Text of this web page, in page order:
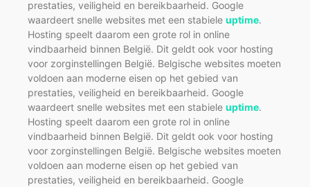
prestaties, veiligheid en bereikbaarheid. Google
waardeert snelle websites met een stabiele uptime.
Hosting speelt daarom een grote rol in online
vindbaarheid binnen België. Dit geldt ook voor hosting
voor zorginstellingen België. Belgische websites moeten
voldoen aan moderne eisen op het gebied van
prestaties, veiligheid en bereikbaarheid. Google
waardeert snelle websites met een stabiele uptime.
Hosting speelt daarom een grote rol in online
vindbaarheid binnen België. Dit geldt ook voor hosting
voor zorginstellingen België. Belgische websites moeten
voldoen aan moderne eisen op het gebied van
prestaties, veiligheid en bereikbaarheid. Google